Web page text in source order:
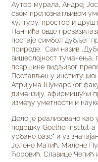
Аутор мурала, Андреј
свом препознатљивом
културу, простор и
Панчића овде
постаје симбол дубљег
природе. Сам назив
вишеслојност тумачења,
површине видљивог
Постављен у
Атријума Шумарског
димензију, афирмишући
између уметности и
Дело је реализовано као
подршку Goethe-Institut-а
урбане оазе“ и уз
Јелене Матић, Милене
Ћоровић, Славице Чепић